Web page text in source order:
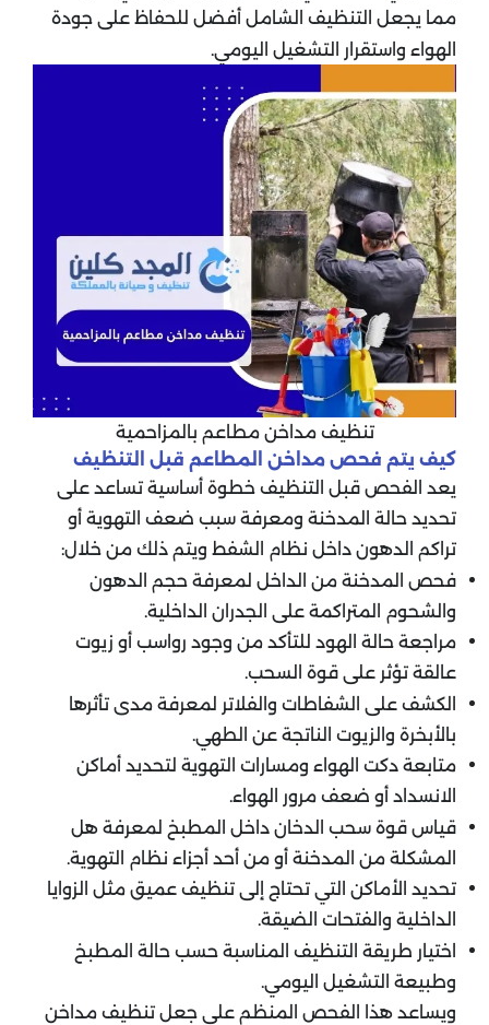
مما يجعل التنظيف الشامل أفضل للحفاظ على جودة
الهواء واستقرار التشغيل اليومي.
تنظيف مداخن مطاعم بالمزاحمية
كيف يتم فحص مداخن المطاعم قبل التنظيف
يعد الفحص قبل التنظيف خطوة أساسية تساعد على
تحديد حالة المدخنة ومعرفة سبب ضعف التهوية أو
تراكم الدهون داخل نظام الشفط ويتم ذلك من خلال:
فحص المدخنة من الداخل لمعرفة حجم الدهون
والشحوم المتراكمة على الجدران الداخلية.
مراجعة حالة الهود للتأكد من وجود رواسب أو زيوت
عالقة تؤثر على قوة السحب.
الكشف على الشفاطات والفلاتر لمعرفة مدى تأثرها
بالأبخرة والزيوت الناتجة عن الطهي.
متابعة دكت الهواء ومسارات التهوية لتحديد أماكن
الانسداد أو ضعف مرور الهواء.
قياس قوة سحب الدخان داخل المطبخ لمعرفة هل
المشكلة من المدخنة أو من أحد أجزاء نظام التهوية.
تحديد الأماكن التي تحتاج إلى تنظيف عميق مثل الزوايا
الداخلية والفتحات الضيقة.
اختيار طريقة التنظيف المناسبة حسب حالة المطبخ
وطبيعة التشغيل اليومي.
ويساعد هذا الفحص المنظم على جعل تنظيف مداخن